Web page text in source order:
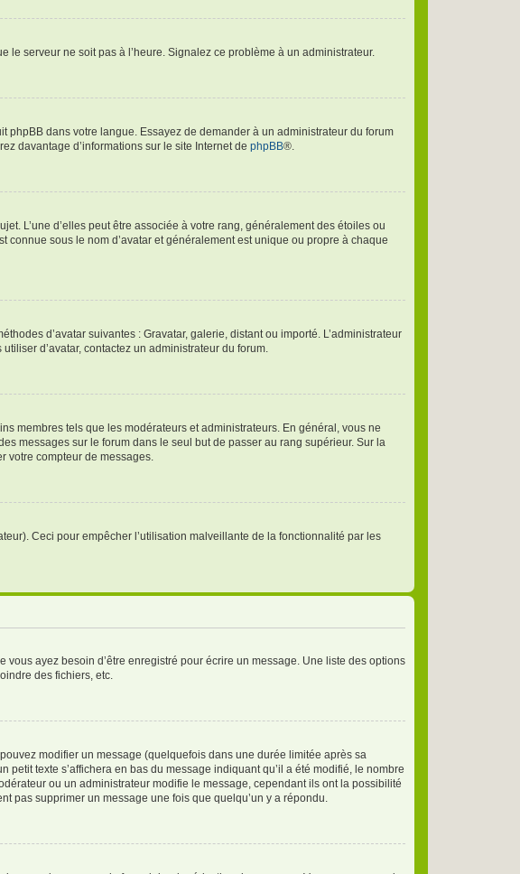
le serveur ne soit pas à l’heure. Signalez ce problème à un administrateur.
phpBB dans votre langue. Essayez de demander à un administrateur du forum
davantage d’informations sur le site Internet de phpBB®.
L’une d’elles peut être associée à votre rang, généralement des étoiles ou
sous le nom d’avatar et généralement est unique ou propre à chaque
d’avatar suivantes : Gravatar, galerie, distant ou importé. L’administrateur
d’avatar, contactez un administrateur du forum.
membres tels que les modérateurs et administrateurs. En général, vous ne
messages sur le forum dans le seul but de passer au rang supérieur. Sur la
votre compteur de messages.
Ceci pour empêcher l’utilisation malveillante de la fonctionnalité par les
ayez besoin d’être enregistré pour écrire un message. Une liste des options
des fichiers, etc.
modifier un message (quelquefois dans une durée limitée après sa
texte s’affichera en bas du message indiquant qu’il a été modifié, le nombre
ou un administrateur modifie le message, cependant ils ont la possibilité
pas supprimer un message une fois que quelqu’un y a répondu.